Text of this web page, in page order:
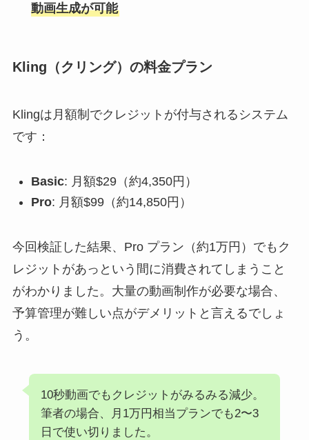
動画生成が可能
Kling（クリング）の料金プラン
Klingは月額制でクレジットが付与されるシステム
です：
Basic: 月額$29（約4,350円）
Pro: 月額$99（約14,850円）
今回検証した結果、Pro プラン（約1万円）でもク
レジットがあっという間に消費されてしまうこと
がわかりました。大量の動画制作が必要な場合、
予算管理が難しい点がデメリットと言えるでしょ
う。
10秒動画でもクレジットがみるみる減少。
筆者の場合、月1万円相当プランでも2〜3
日で使い切りました。